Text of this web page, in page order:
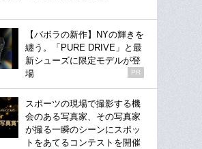
【バボラの新作】NYの輝きを
纏う。「PURE DRIVE」と最
新シューズに限定モデルが登
場
PR
スポーツの現場で撮影する機
会のある写真家、その写真家
が撮る一瞬のシーンにスポッ
トをあてるコンテストを開催